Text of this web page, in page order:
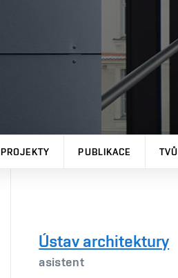
PROJEKTY PUBLIKACE
Ústav architektury
asistent